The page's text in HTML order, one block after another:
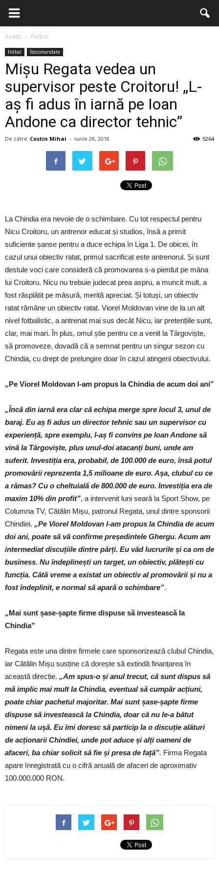
Acasă Fotbal
Fotbal Recomandate
Mișu Regata vedea un
supervisor peste Croitoru! „L-
aș fi adus în iarnă pe Ioan
Andone ca director tehnic”
De către Costin Mihai - iunie 28, 2018 5264
La Chindia era nevoie de o schimbare. Cu tot respectul pentru
Nicu Croitoru, un antrenor educat și studios, însă a primit
suficiente șanse pentru a duce echipa în Liga 1. De obicei, în
cazul unui obiectiv ratat, primul sacrificat este antrenorul. Și sunt
destule voci care consideră că promovarea s-a pierdut pe mâna
lui Croitoru. Nicu nu trebuie judecat prea aspru, a muncit mult, a
fost răsplătit pe măsură, merită apreciat. Și totuși, un obiectiv
ratat rămâne un obiectiv ratat. Viorel Moldovan vine de la un alt
nivel fotbalistic, a antrenat mai sus decât Nicu, iar pretențiile sunt,
clar, mai mari. În plus, omul știe pentru ce a venit la Târgoviște,
să promoveze, dovadă că a semnat pentru un singur sezon cu
Chindia, cu drept de prelungire doar în cazul atingerii obiectivului.
„Pe Viorel Moldovan l-am propus la Chindia de acum doi ani”
„Încă din iarnă era clar că echipa merge spre locul 3, unul de
baraj. Eu aș fi adus un director tehnic sau un supervisor cu
experiență, spre exemplu, l-aș fi convins pe Ioan Andone să
vină la Târgoviște, plus unul-doi atacanți buni, unde am
suferit. Investiția era, probabil, de 100.000 de euro, însă potul
promovării reprezenta 1,5 milioane de euro. Așa, clubul cu ce
a rămas? Cu o cheltuială de 800.000 de euro. Investiția era de
maxim 10% din profit”, a intervenit luni seară la Sport Show, pe
Columna TV, Cătălin Mișu, patronul Regata, unul dintre sponsorii
Chindiei. „Pe Viorel Moldovan l-am propus la Chindia de acum
doi ani, poate să vă confirme președintele Ghergu. Acum am
intermediat discuțiile dintre părți. Eu văd lucrurile și ca om de
business. Nu îndeplinești un target, un obiectiv, plătești cu
funcția. Câtă vreme a existat un obiectiv al promovării și nu a
fost îndeplinit, e normal să apară o schimbare”.
„Mai sunt șase-șapte firme dispuse să investească la
Chindia”
Regata este una dintre firmele care sponsorizează clubul Chindia,
iar Cătălin Mișu susține că dorește să extindă finanțarea în
această direcție. „Am spus-o și anul trecut, că sunt dispus să
mă implic mai mult la Chindia, eventual să cumpăr acțiuni,
poate chiar pachetul majoritar. Mai sunt șase-șapte firme
dispuse să investească la Chindia, doar că nu le-a bătut
nimeni la ușă. Eu îmi doresc să particip la o discuție alături
de acționarii Chindiei, unde pot aduce și alți oameni de
afaceri, ba chiar solicit să fie și presa de față”. Firma Regata
apare înregistrată cu o cifră anuală de afaceri de aproximativ
100.000.000 RON.